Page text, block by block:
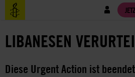
Direkt
zum
Benutzermenü
LIBANESEN
Diese Urgent Action ist